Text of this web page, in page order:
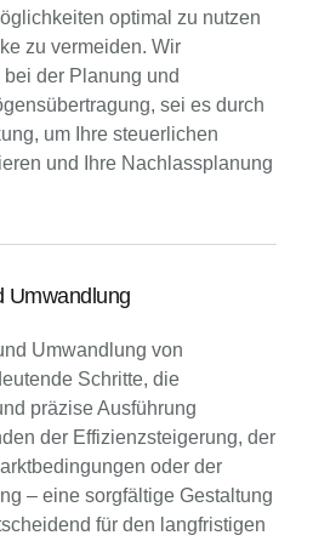
optimal zu nutzen
zu vermeiden. Wir
der Planung und
sei es durch
um Ihre steuerlichen
und Ihre Nachlassplanung
Umwandlung
Umwandlung von
Schritte, die
präzise Ausführung
der Effizienzsteigerung, der
oder der
– eine sorgfältige Gestaltung
für den langfristigen